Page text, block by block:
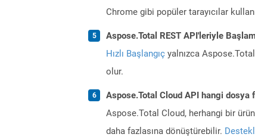
Chrome gibi popüler tarayıcılar
Aspose.Total REST API'leriyle
Hızlı Başlangıç yalnızca
olur.
Aspose.Total Cloud API hangi dosya
Aspose.Total Cloud, herhangi bir
daha fazlasına dönüştürebilir.